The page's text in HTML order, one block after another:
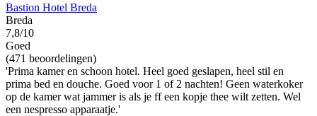
Bastion Hotel Breda
Breda
7,8/10
Goed
(471 beoordelingen)
'Prima kamer en schoon hotel. Heel goed geslapen, heel stil en
prima bed en douche. Goed voor 1 of 2 nachten! Geen waterkoker
op de kamer wat jammer is als je ff een kopje thee wilt zetten. Wel
een nespresso apparaatje.'